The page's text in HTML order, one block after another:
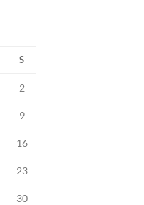
S
2
9
16
23
30